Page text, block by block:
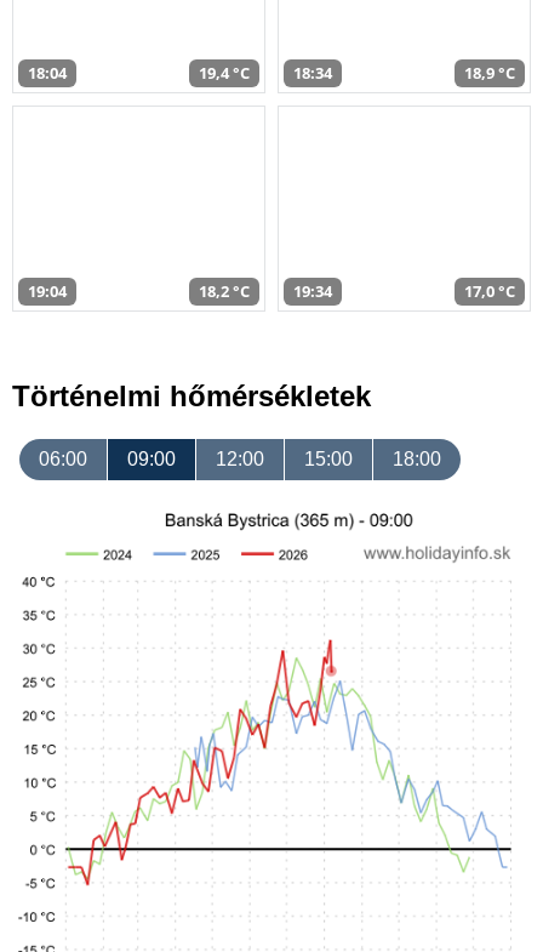
18:04 19,4 °C 18:34 18,9 °C
19:04 18,2 °C 19:34 17,0 °C
Történelmi hőmérsékletek
06:00 09:00 12:00 15:00 18:00